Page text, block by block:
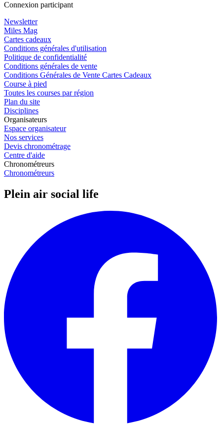
Connexion participant
Newsletter
Miles Mag
Cartes cadeaux
Conditions générales d'utilisation
Politique de confidentialité
Conditions générales de vente
Conditions Générales de Vente Cartes Cadeaux
Course à pied
Toutes les courses par région
Plan du site
Disciplines
Organisateurs
Espace organisateur
Nos services
Devis chronométrage
Centre d'aide
Chronométreurs
Chronométreurs
Plein air social life